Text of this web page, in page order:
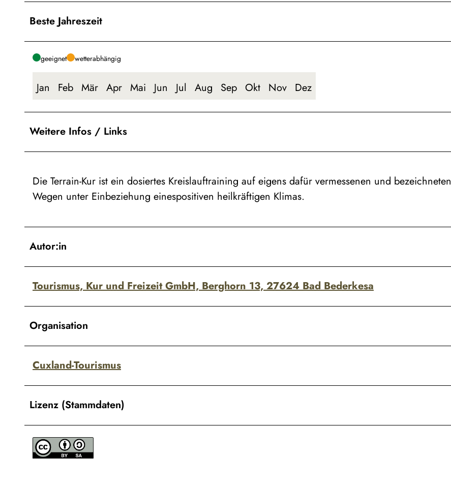
Beste Jahreszeit
geeignet wetterabhängig
Jan Feb Mär Apr Mai Jun Jul Aug Sep Okt Nov Dez
Weitere Infos / Links
Die Terrain-Kur ist ein dosiertes Kreislauftraining auf eigens dafür vermessenen und bezeichneten
Wegen unter Einbeziehung einespositiven heilkräftigen Klimas.
Autor:in
Tourismus, Kur und Freizeit GmbH, Berghorn 13, 27624 Bad Bederkesa
Organisation
Cuxland-Tourismus
Lizenz (Stammdaten)